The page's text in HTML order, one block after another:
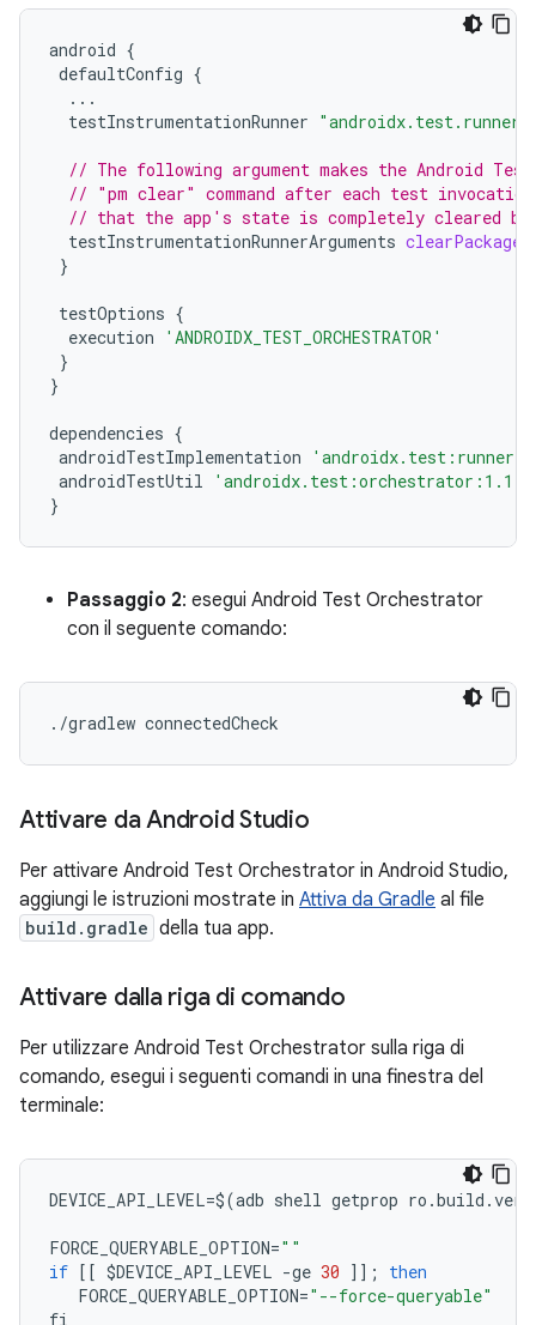
android {
defaultConfig {
...
testInstrumentationRunner
// The following argument makes the Android
// "pm clear" command after each test invocation.
// that the app's state is completely cleared
testInstrumentationRunnerArguments
}
testOptions {
execution
'ANDROIDX_TEST_ORCHESTRATOR'
}
}
dependencies {
androidTestImplementation
androidTestUtil
}
Passaggio 2: esegui Android Test Orchestrator
con il seguente comando:
./gradlew connectedCheck
Attivare da Android Studio
Per attivare Android Test Orchestrator in Android Studio,
aggiungi le istruzioni mostrate in Attiva da Gradle al file
build.gradle della tua app.
Attivare dalla riga di comando
Per utilizzare Android Test Orchestrator sulla riga di
comando, esegui i seguenti comandi in una finestra del
terminale:
DEVICE_API_LEVEL=$(adb shell getprop ro .build .
FORCE_QUERYABLE_OPTION=""
if [[ $DEVICE_API_LEVEL -ge 30 ]];
then
FORCE_QUERYABLE_OPTION="--force-queryable"
fi